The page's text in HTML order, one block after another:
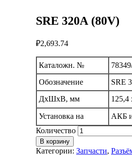
SRE 320А (80V)
₽2,693.74
Каталожн. №
Обозначение
SRE
ДхШхВ, мм
125,4
Установка на
АКБ
Количество
В корзину
Категории: Запчасти,